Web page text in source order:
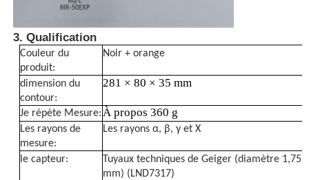
Détecteur d'émissivité infrarouge
3. Qualification
Couleur du
produit:
Noir + orange
dimension du
contour:
281 × 80 × 35 mm
Je répète Mesure: À propos 360 g
Les rayons de
mesure:
Les rayons α, β, γ et Χ
le capteur:
Tuyaux techniques de Geiger (diamètre 1,75
mm) (LND7317)